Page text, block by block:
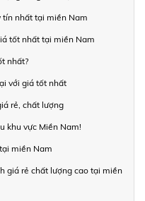
tín nhất tại miền Nam
tốt nhất tại miền Nam
nhất?
với giá tốt nhất
rẻ, chất lượng
khu vực Miền Nam!
miền Nam
giá rẻ chất lượng cao tại miền